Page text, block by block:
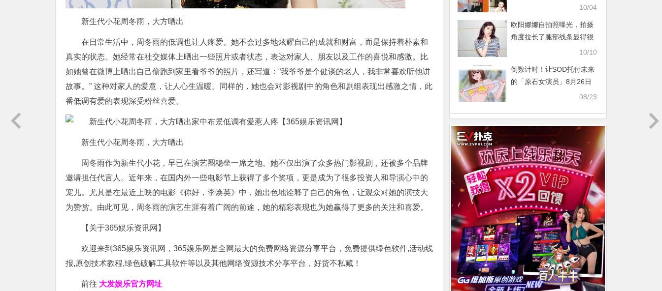
新生代小花周冬雨，大方晒出
在日常生活中，周冬雨的低调也让人疼爱。她不会过多地炫耀自己的成就和财富，而是保持着朴素和
真实的状态。她经常在社交媒体上晒出一些照片或者状态，表达对家人、朋友以及工作的喜悦和感激。比
如她曾在微博上晒出自己偷跑到家里看爷爷的照片，还写道：“我爷爷是个健谈的老人，我非常喜欢听他讲
故事。” 这种对家人的爱意，让人心生温暖。同样的，她也会对影视剧中的角色和剧组表现出感激之情，此
番低调有爱的表现深受粉丝喜爱。
新生代小花周冬雨，大方晒出
周冬雨作为新生代小花，早已在演艺圈稳坐一席之地。她不仅出演了众多热门影视剧，还被多个品牌
邀请担任代言人。近年来，在国内外一些电影节上获得了多个奖项，更是成为了很多投资人和导演心中的
宠儿。尤其是在最近上映的电影《你好，李焕英》中，她出色地诠释了自己的角色，让观众对她的演技大
为赞赏。由此可见，周冬雨的演艺生涯有着广阔的前途，她的精彩表现也为她赢得了更多的关注和喜爱。
【关于365娱乐资讯网】
欢迎来到365娱乐资讯网，365娱乐网是全网最大的免费网络资源分享平台，免费提供绿色软件,活动线
报,原创技术教程,绿色破解工具软件等以及其他网络资源技术分享平台，好货不私藏！
前往 大发娱乐官方网址
真的不是他的？【365娱乐
10/04
欧阳娜娜自拍照曝光，拍摄
角度拉长了腿部线条显得很
10/10
倒数计时！让SOD托付未来
的「原石女演员」8月26日
亮相！【365娱乐资讯网】
08/23